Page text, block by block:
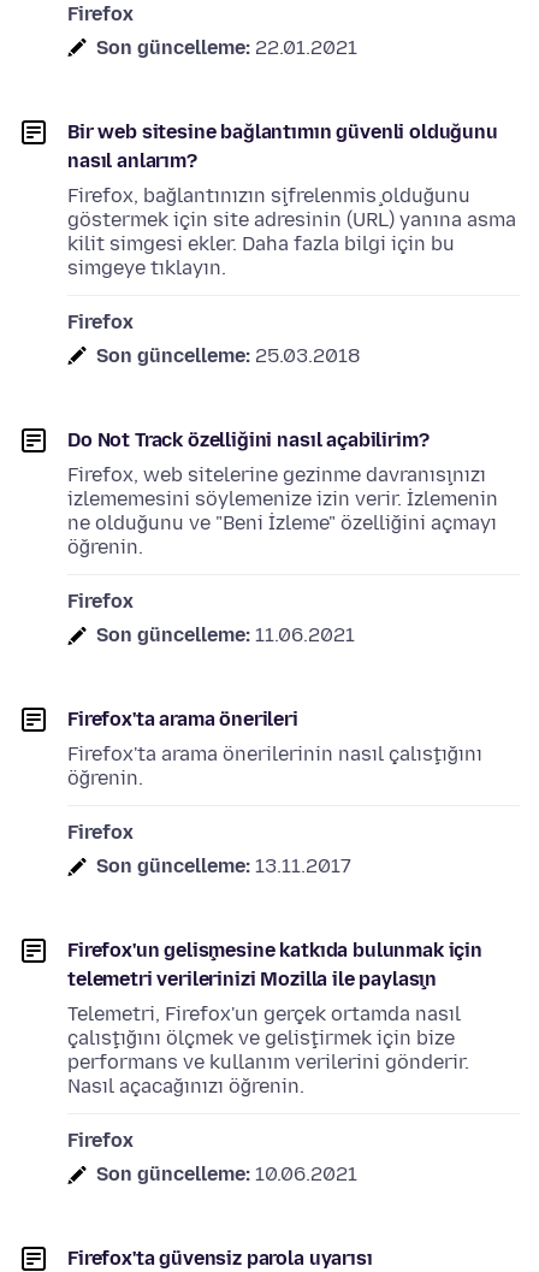
Firefox
Son güncelleme: 22.01.2021
Bir web sitesine bağlantımın güvenli olduğunu
nasıl anlarım?
Firefox, bağlantınızın şifrelenmiş olduğunu
göstermek için site adresinin (URL) yanına asma
kilit simgesi ekler. Daha fazla bilgi için bu
simgeye tıklayın.
Firefox
Son güncelleme: 25.03.2018
Do Not Track özelliğini nasıl açabilirim?
Firefox, web sitelerine gezinme davranışınızı
izlememesini söylemenize izin verir. İzlemenin
ne olduğunu ve "Beni İzleme" özelliğini açmayı
öğrenin.
Firefox
Son güncelleme: 11.06.2021
Firefox'ta arama önerileri
Firefox'ta arama önerilerinin nasıl çalıştığını
öğrenin.
Firefox
Son güncelleme: 13.11.2017
Firefox'un gelişmesine katkıda bulunmak için
telemetri verilerinizi Mozilla ile paylaşın
Telemetri, Firefox'un gerçek ortamda nasıl
çalıştığını ölçmek ve geliştirmek için bize
performans ve kullanım verilerini gönderir.
Nasıl açacağınızı öğrenin.
Firefox
Son güncelleme: 10.06.2021
Firefox'ta güvensiz parola uyarısı